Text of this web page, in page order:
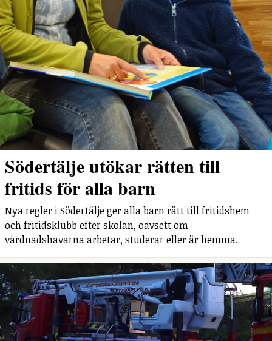
Södertälje utökar rätten till
fritids för alla barn
Nya regler i Södertälje ger alla barn rätt till fritidshem
och fritidsklubb efter skolan, oavsett om
vårdnadshavarna arbetar, studerar eller är hemma.